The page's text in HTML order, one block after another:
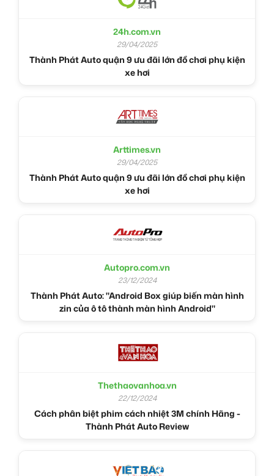
24h.com.vn
29/04/2025
Thành Phát Auto quận 9 ưu đãi lớn đồ chơi phụ kiện
xe hơi
Arttimes.vn
29/04/2025
Thành Phát Auto quận 9 ưu đãi lớn đồ chơi phụ kiện
xe hơi
Autopro.com.vn
23/12/2024
Thành Phát Auto: "Android Box giúp biến màn hình
zin của ô tô thành màn hình Android"
Thethaovanhoa.vn
22/12/2024
Cách phân biệt phim cách nhiệt 3M chính Hãng -
Thành Phát Auto Review